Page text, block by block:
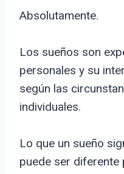
Absolutamente.
Los sueños son
personales y su
según las
individuales.
Lo que un sueño
puede ser diferente